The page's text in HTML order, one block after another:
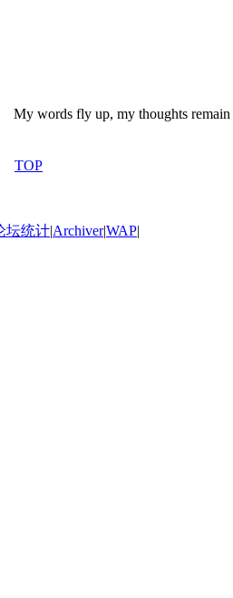
My words fly up, my thoughts
TOP
坛统计|Archiver|WAP|